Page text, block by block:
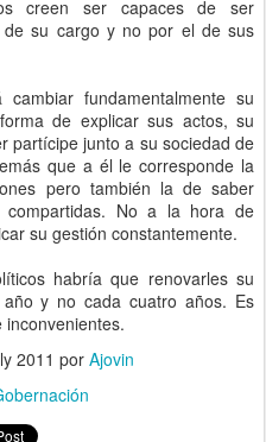
creen ser capaces de ser
de su cargo y no por el de sus
fundamentalmente su
de explicar sus actos, su
partícipe junto a su sociedad de
que a él le corresponde la
pero también la de saber
No a la hora de
su gestión constantemente.
habría que renovarles su
y no cada cuatro años. Es
2011 por Ajovin